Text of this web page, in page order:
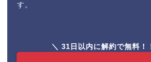
す。
＼ 31日以内に解約で無料！